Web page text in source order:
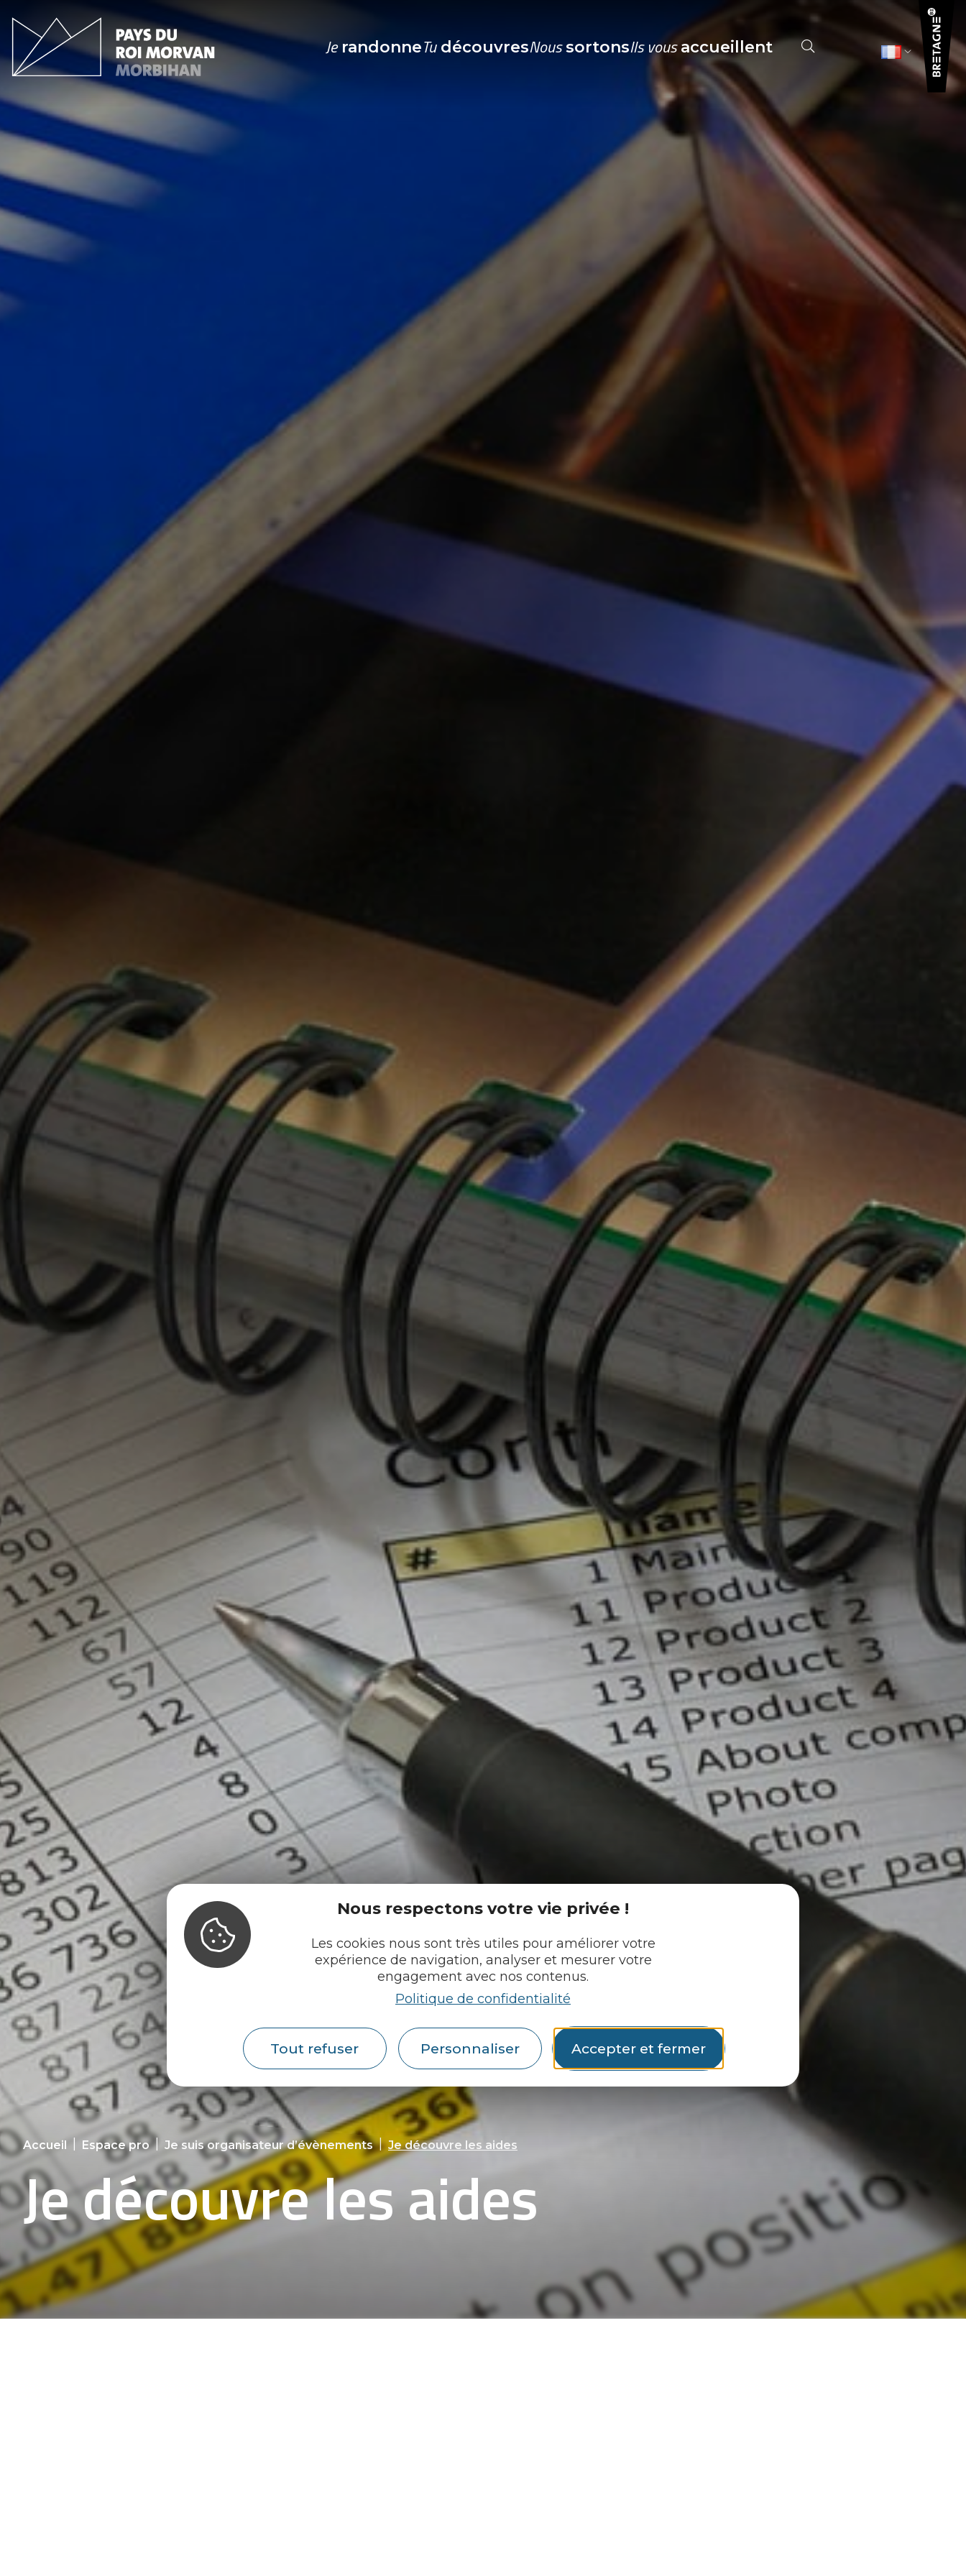
Panneau de gestion des cookies
Nous respectons votre vie privée !
Les cookies nous sont très utiles pour améliorer votre
expérience de navigation, analyser et mesurer votre
engagement avec nos contenus.
Politique de confidentialité
Tout refuser Personnaliser Accepter et fermer
JerandonneTudécouvresNoussortonsIls vousaccueillent
Accueil Espace pro | Je suis organisateur d’évènements | Je découvre les aides
Je découvre les aides